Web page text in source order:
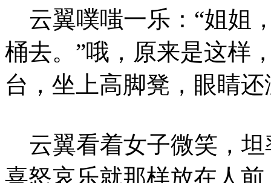
云翼噗嗤一乐：“姐姐
桶去。”哦，原来是这样
台，坐上高脚凳，眼睛
云翼看着女子微笑，坦
喜怒哀乐就那样放在人